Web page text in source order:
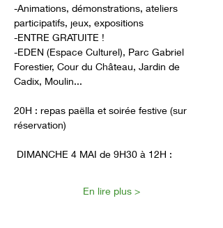
-Animations, démonstrations, ateliers
participatifs, jeux, expositions
-ENTRE GRATUITE !
-EDEN (Espace Culturel), Parc Gabriel
Forestier, Cour du Château, Jardin de
Cadix, Moulin...
20H : repas paëlla et soirée festive (sur
réservation)
DIMANCHE 4 MAI de 9H30 à 12H :
En lire plus >